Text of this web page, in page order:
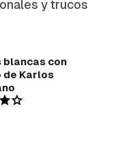
y trucos
blancas con
de Karlos